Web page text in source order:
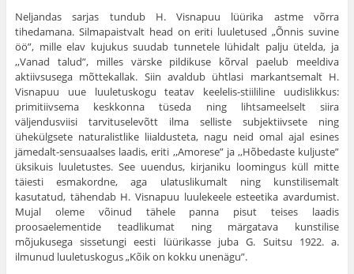
Neljandas sarjas tundub H. Visnapuu lüürika astme võrra
tihedamana. Silmapaistvalt head on eriti luuletused „Õnnis suvine
öö”, mille elav kujukus suudab tunnetele lühidalt palju ütelda, ja
,,Vanad talud”, milles värske pildikuse kõrval paelub meeldiva
aktiivsusega mõttekallak. Siin avaldub ühtlasi markantsemalt H.
Visnapuu uue luuletuskogu teatav keelelis-stiililine uudislikkus:
primitiivsema keskkonna tüseda ning lihtsameelselt siira
väljendusviisi tarvituselevõtt ilma selliste subjektiivsete ning
ühekülgsete naturalistlike liialdusteta, nagu neid omal ajal esines
jämedalt-sensuaalses laadis, eriti ,,Amorese” ja ,,Hõbedaste kuljuste”
üksikuis luuletustes. See uuendus, kirjaniku loomingus küll mitte
täiesti esmakordne, aga ulatuslikumalt ning kunstilisemalt
kasutatud, tähendab H. Visnapuu luulekeele esteetika avardumist.
Mujal oleme võinud tähele panna pisut teises laadis
proosaelementide teadlikumat ning märgatava kunstilise
mõjukusega sissetungi eesti lüürikasse juba G. Suitsu 1922. a.
ilmunud luuletuskogus „Kõik on kokku unenägu”.